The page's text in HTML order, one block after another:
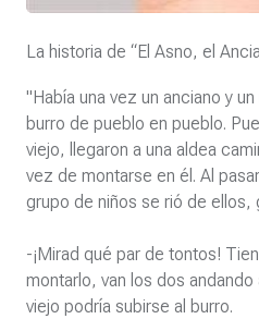
La historia de “El Asno, el
"Había una vez un anciano y
burro de pueblo en pueblo.
viejo, llegaron a una aldea
vez de montarse en él. Al
grupo de niños se rió de ellos,
-¡Mirad qué par de tontos!
montarlo, van los dos andando
viejo podría subirse al burro.